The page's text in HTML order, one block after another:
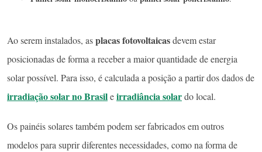
Ao serem instalados, asplacas fotovoltaicasdevem estar
posicionadas de forma a receber a maior quantidade de energia
solar possível. Para isso, é calculada a posição a partir dos dados de
irradiação solarno Brasileirradiância solardo local.
Os painéis solares também podem ser fabricados em outros
modelos para suprir diferentes necessidades, como na forma de